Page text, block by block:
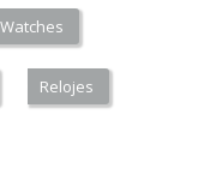
Relojes